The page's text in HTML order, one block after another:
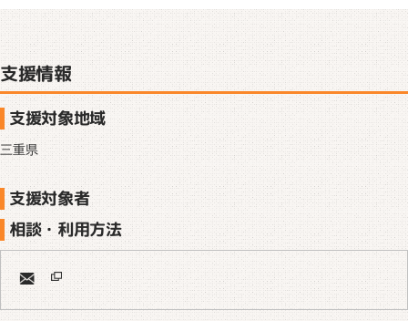
支援情報
支援対象地域
三重県
支援対象者
相談・利用方法